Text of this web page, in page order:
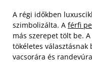
A régi időkben
szimbolizálta. A férfi
más szerepet tölt be.
tökéletes
vacsorára és